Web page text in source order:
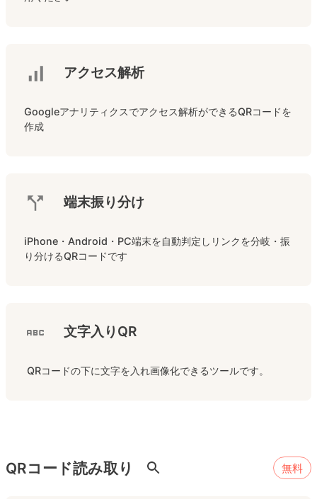
アクセス解析
Googleアナリティクスでアクセス解析ができるQRコードを
作成
端末振り分け
iPhone・Android・PC端末を自動判定しリンクを分岐・振
り分けるQRコードです
文字入りQR
QRコードの下に文字を入れ画像化できるツールです。
QRコード読み取り 無料